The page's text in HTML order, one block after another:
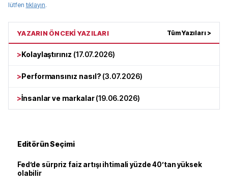
lütfen tıklayın.
YAZARIN ÖNCEKİ YAZILARI Tüm Yazıları >
>Kolaylaştırınız (17.07.2026)
>Performansınız nasıl? (3.07.2026)
>İnsanlar ve markalar(19.06.2026)
Editörün Seçimi
Fed’de sürpriz faiz artışı ihtimali yüzde 40’tan yüksek
olabilir